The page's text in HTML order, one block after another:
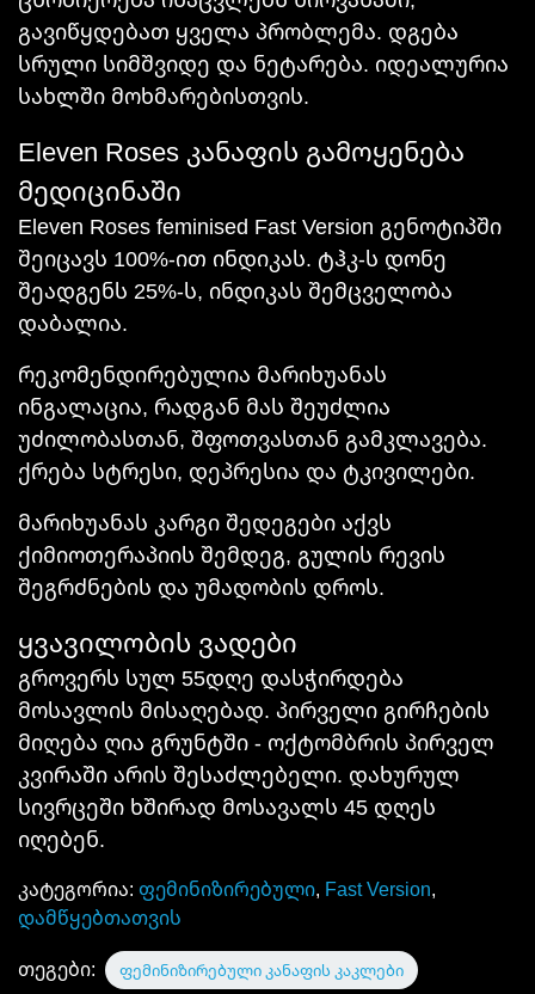
გავიწყდებათ ყველა პრობლემა. დგება
სრული სიმშვიდე და ნეტარება. იდეალურია
სახლში მოხმარებისთვის.
Eleven Roses კანაფის გამოყენება
მედიცინაში
Eleven Roses feminised Fast Version გენოტიპში
შეიცავს 100%-ით ინდიკას. ტჰკ-ს დონე
შეადგენს 25%-ს, ინდიკას შემცველობა
დაბალია.
რეკომენდირებულია მარიხუანას
ინგალაცია, რადგან მას შეუძლია
უძილობასთან, შფოთვასთან გამკლავება.
ქრება სტრესი, დეპრესია და ტკივილები.
მარიხუანას კარგი შედეგები აქვს
ქიმიოთერაპიის შემდეგ, გულის რევის
შეგრძნების და უმადობის დროს.
ყვავილობის ვადები
გროვერს სულ 55დღე დასჭირდება
მოსავლის მისაღებად. პირველი გირჩების
მიღება ღია გრუნტში - ოქტომბრის პირველ
კვირაში არის შესაძლებელი. დახურულ
სივრცეში ხშირად მოსავალს 45 დღეს
იღებენ.
კატეგორია: ფემინიზირებული, Fast Version,
დამწყებთათვის
თეგები:
ფემინიზირებული კანაფის კაკლები